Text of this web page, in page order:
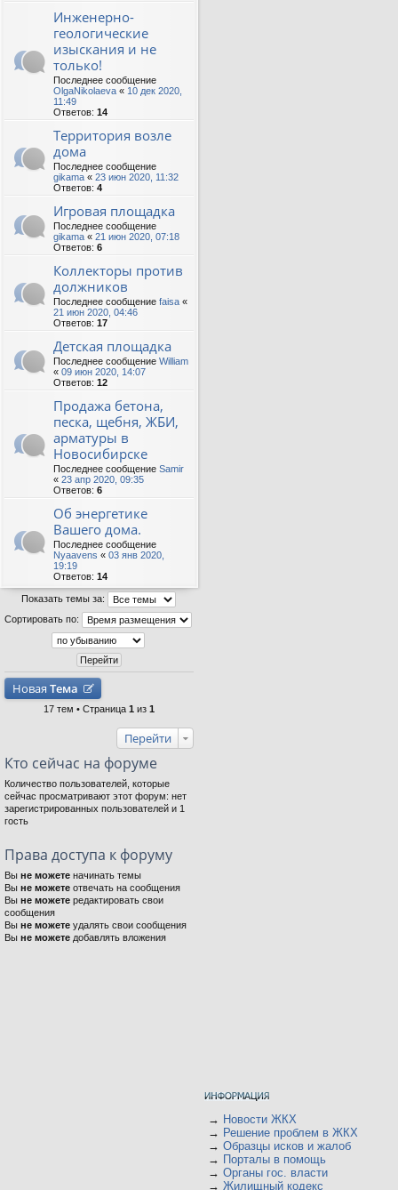
Инженерно-
геологические
изыскания и не
только!
Последнее сообщение
OlgaNikolaeva « 10 дек 2020,
11:49
Ответов: 14
Территория возле
дома
Последнее сообщение
gikama « 23 июн 2020, 11:32
Ответов: 4
Игровая площадка
Последнее сообщение
gikama « 21 июн 2020, 07:18
Ответов: 6
Коллекторы против
должников
Последнее сообщение faisa «
21 июн 2020, 04:46
Ответов: 17
Детская площадка
Последнее сообщение William
« 09 июн 2020, 14:07
Ответов: 12
Продажа бетона,
песка, щебня, ЖБИ,
арматуры в
Новосибирске
Последнее сообщение Samir
« 23 апр 2020, 09:35
Ответов: 6
Об энергетике
Вашего дома.
Последнее сообщение
Nyaavens « 03 янв 2020,
19:19
Ответов: 14
Показать темы за:
Сортировать по:
Новая Тема
17 тем • Страница 1 из 1
Перейти
Кто сейчас на форуме
Количество пользователей, которые
сейчас просматривают этот форум: нет
зарегистрированных пользователей и 1
гость
Права доступа к форуму
Вы не можете начинать темы
Вы не можете отвечать на сообщения
Вы не можете редактировать свои
сообщения
Вы не можете удалять свои сообщения
Вы не можете добавлять вложения
→ Новости ЖКХ
→ Решение проблем в ЖКХ
→ Образцы исков и жалоб
→ Порталы в помощь
→ Органы гос. власти
→ Жилищный кодекс